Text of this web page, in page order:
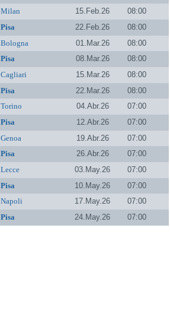
Milan 15.Feb.26
08:00
Pisa 22.Feb.26
08:00
Bologna 01.Mar.26
08:00
Pisa 08.Mar.26
08:00
Cagliari 15.Mar.26
08:00
Pisa 22.Mar.26
08:00
Torino 04.Abr.26
07:00
Pisa 12.Abr.26
07:00
Genoa 19.Abr.26
07:00
Pisa 26.Abr.26
07:00
Lecce 03.May.26
07:00
Pisa 10.May.26
07:00
Napoli 17.May.26
07:00
Pisa 24.May.26 07:00